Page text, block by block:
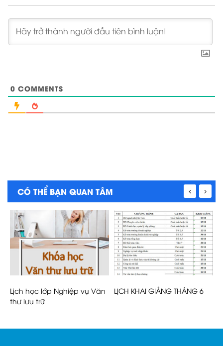
0 COMMENTS
CÓ THỂ BẠN QUAN TÂM
Lịch học lớp Nghiệp vụ Văn
thư lưu trữ
LỊCH KHAI GIẢNG THÁNG 6